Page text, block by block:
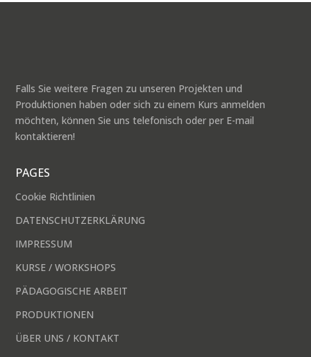
Falls Sie weitere Fragen zu unseren Projekten und
Produktionen haben oder sich zu einem Kurs anmelden
möchten, können Sie uns telefonisch oder per E-mail
kontaktieren!
PAGES
Cookie Richtlinien
DATENSCHUTZERKLÄRUNG
IMPRESSUM
KURSE / WORKSHOPS
PÄDAGOGISCHE ARBEIT
PRODUKTIONEN
ÜBER UNS / KONTAKT